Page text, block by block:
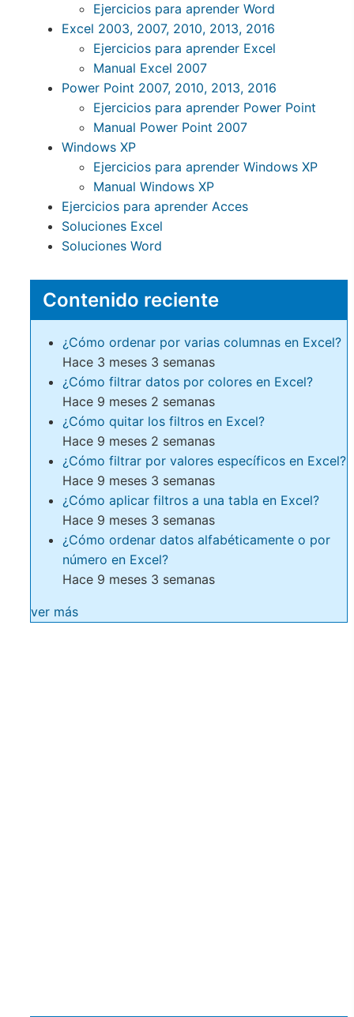
Ejercicios para aprender Word
Excel 2003, 2007, 2010, 2013, 2016
Ejercicios para aprender Excel
Manual Excel 2007
Power Point 2007, 2010, 2013, 2016
Ejercicios para aprender Power Point
Manual Power Point 2007
Windows XP
Ejercicios para aprender Windows XP
Manual Windows XP
Ejercicios para aprender Acces
Soluciones Excel
Soluciones Word
Contenido reciente
¿Cómo ordenar por varias columnas en Excel?
Hace 3 meses 3 semanas
¿Cómo filtrar datos por colores en Excel?
Hace 9 meses 2 semanas
¿Cómo quitar los filtros en Excel?
Hace 9 meses 2 semanas
¿Cómo filtrar por valores específicos en Excel?
Hace 9 meses 3 semanas
¿Cómo aplicar filtros a una tabla en Excel?
Hace 9 meses 3 semanas
¿Cómo ordenar datos alfabéticamente o por
número en Excel?
Hace 9 meses 3 semanas
ver más